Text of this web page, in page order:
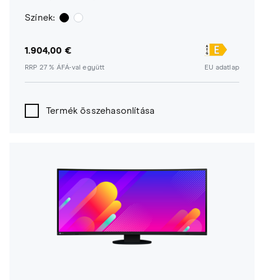
Színek:
1.904,00 €
RRP 27 % ÁFÁ-val együtt EU adatlap
Termék összehasonlítása